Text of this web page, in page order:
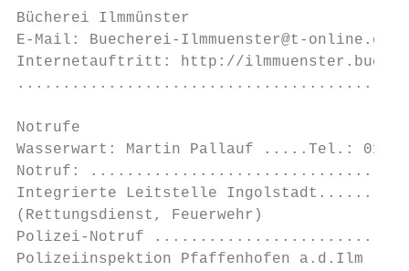
Bücherei Ilmmünster
E-Mail: Buecherei-Ilmmuenster@t-
Internetauftritt: http://
Notrufe
Wasserwart: Martin Pallauf .....Tel.: 0175/
Notruf: ..................................Tel.:
Integrierte Leitstelle
(Rettungsdienst, Feuerwehr)
Polizei-Notruf
Polizeiinspektion Pfaffenhofen a.d.Ilm